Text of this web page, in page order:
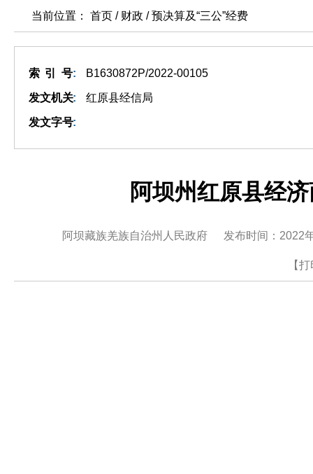
当前位置： 首页 / 财政 /预决算及“三公”经费
索引号: B1630872P/2022-00105
发文机关: 红原县经信局
发文字号:
阿坝州红原县经
阿坝藏族羌族自治州人民政府 发布时间：2022
【